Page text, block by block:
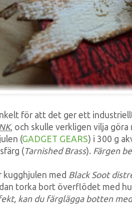
för att det ger ett
, och skulle verkligen vilja
(GADGET GEARS) i 300 g
(Tarnished Brass). Färgen
kugghjulen med Black Soot
torka bort överflödet med
kan du färglägga botten